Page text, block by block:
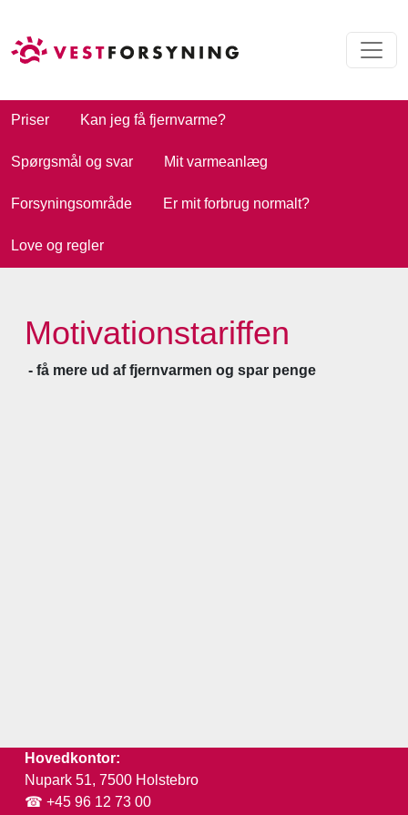
Priser Kan jeg få fjernvarme?
Spørgsmål og svar Mit varmeanlæg
Forsyningsområde Er mit forbrug normalt?
Love og regler
Motivationstariffen
- få mere ud af fjernvarmen og spar penge
Hovedkontor:
Nupark 51, 7500 Holstebro
☎ +45 96 12 73 00